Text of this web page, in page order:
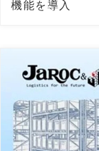
機能を導入